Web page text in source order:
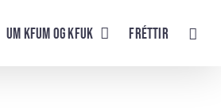
UM KFUM og KFUK Fréttir